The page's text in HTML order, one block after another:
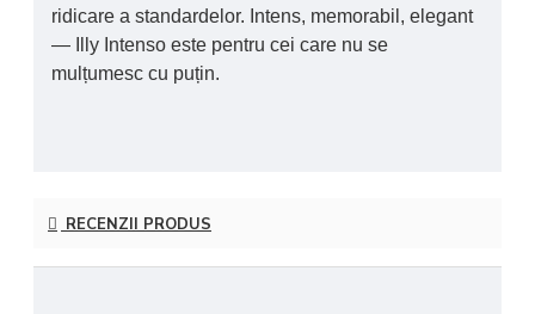
ridicare a standardelor. Intens, memorabil, elegant
— Illy Intenso este pentru cei care nu se
mulțumesc cu puțin.
RECENZII PRODUS